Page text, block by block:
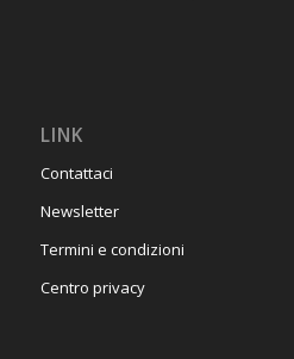
LINK
Contattaci
Newsletter
Termini e condizioni
Centro privacy